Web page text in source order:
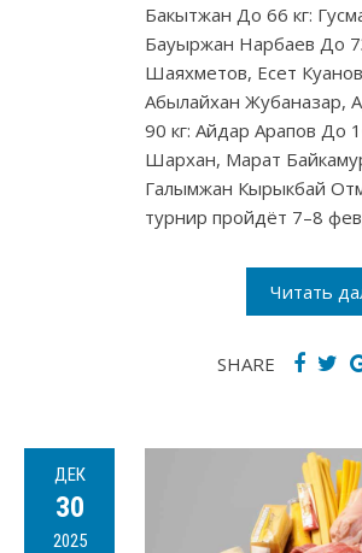
Бакытжан До 66 кг:
Бауыржан Нарбаев До
Шаяхметов, Есет
Абылайхан Жубаназар,
90 кг: Айдар Арапов До
Шархан, Марат
Галымжан Кырыкбай
турнир пройдёт 7–8
Читать
SHARE
ДЕК
30
2025